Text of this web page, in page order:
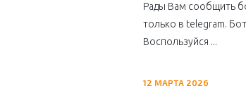
Рады Вам сообщить
только в telegram.
Воспользуйся ...
12 МАРТА 2026